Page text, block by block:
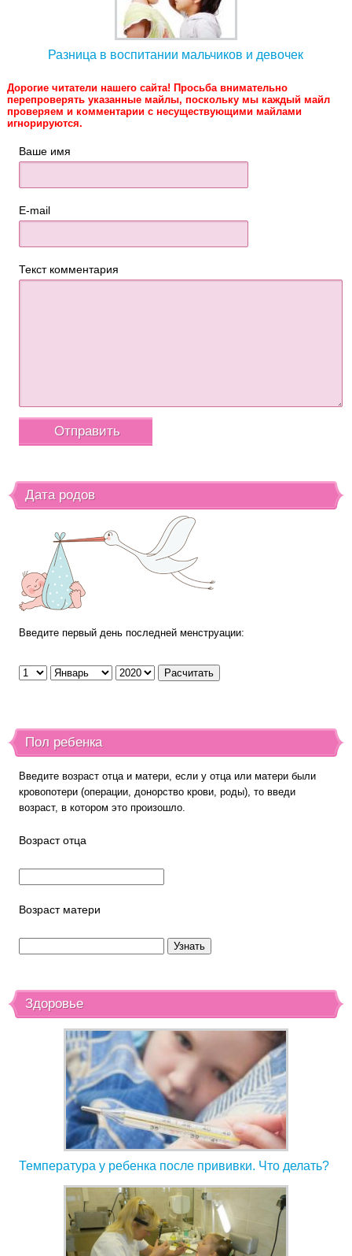
Разница в воспитании мальчиков и девочек
Дорогие читатели нашего сайта! Просьба внимательно
перепроверять указанные майлы, поскольку мы каждый майл
проверяем и комментарии с несуществующими майлами
игнорируются.
Ваше имя
E-mail
Текст комментария
Дата родов
Введите первый день последней менструации:
Пол ребенка
Введите возраст отца и матери, если у отца или матери были
кровопотери (операции, донорство крови, роды), то введи
возраст, в котором это произошло.
Возраст отца
Возраст матери
Здоровье
Температура у ребенка после прививки. Что делать?